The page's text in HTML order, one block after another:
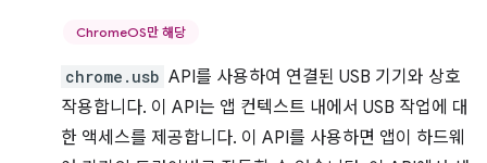
ChromeOS만 해당
chrome.usb API를 사용하여 연결된 USB 기기와 상호
작용합니다. 이 API는 앱 컨텍스트 내에서 USB 작업에 대
한 액세스를 제공합니다. 이 API를 사용하면 앱이 하드웨